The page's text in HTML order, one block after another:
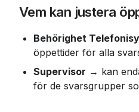
Vem kan justera
Behörighet
öppettider för alla
Supervisor → kan
för de svarsgrupper